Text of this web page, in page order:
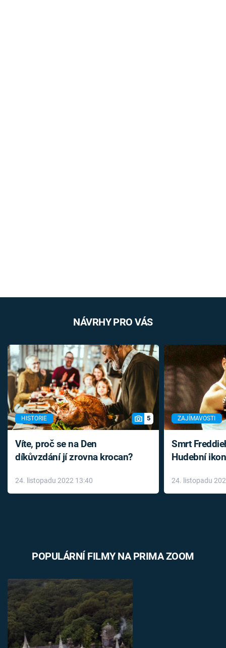
NÁVRHY PRO VÁS
HISTORIE 5
Víte, proč se na Den
díkůvzdání jí zrovna krocan?
24. listopadu 2022 13:40
ZAJÍMAVOSTI
Smrt
Hudební
léky
24. listopadu
POPULÁRNÍ FILMY NA PRIMA ZOOM